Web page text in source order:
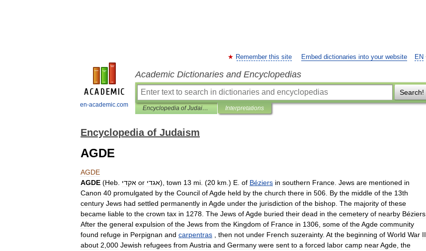
en-academic.com
EN
Remember this site Embed dictionaries into your website
Academic Dictionaries and Encyclopedias
Search!
Encyclopedia of Judaism Interpretations
Encyclopedia of Judaism
AGDE
AGDE
AGDE (Heb אקדי or אגדי), town 13 mi . (20 km .) E of Béziers in southern France Jews are mentioned in
Canon 40 promulgated by the Council ofAgde held by the church there in 506 By the middle of the 13th
century Jews had settled permanently in Agde under the jurisdiction of the bishop The majority of these
became liable to the crown tax in 1278 The Jews ofAgde buried their dead in the cemetery of nearby Béziers
After the general expulsion of the Jews from the Kingdom of France in 1306 some of theAgde community
found refuge in Perpignan and carpentras then not under French suzerainty. At the beginning of World War II
about 2 000 Jewish refugees from Austria and Germany were sent to a forced labor camp nearAgde the